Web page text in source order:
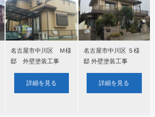
名古屋市中川区 Ｍ様
邸 外壁塗装工事
詳細を見る
名古屋市中川区 Ｓ様
邸 外壁塗装工事
詳細を見る